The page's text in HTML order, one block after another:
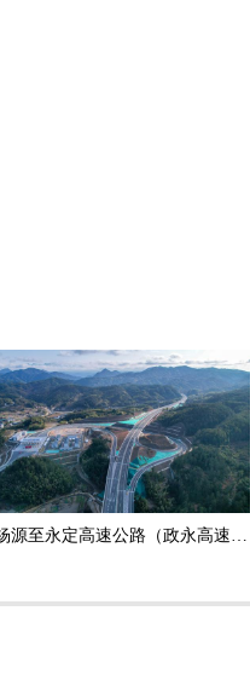
政和杨源至永定高速公路（政永高速）德化段正式通车运营